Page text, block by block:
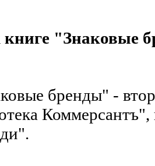
книге "Знаковые
бренды" -